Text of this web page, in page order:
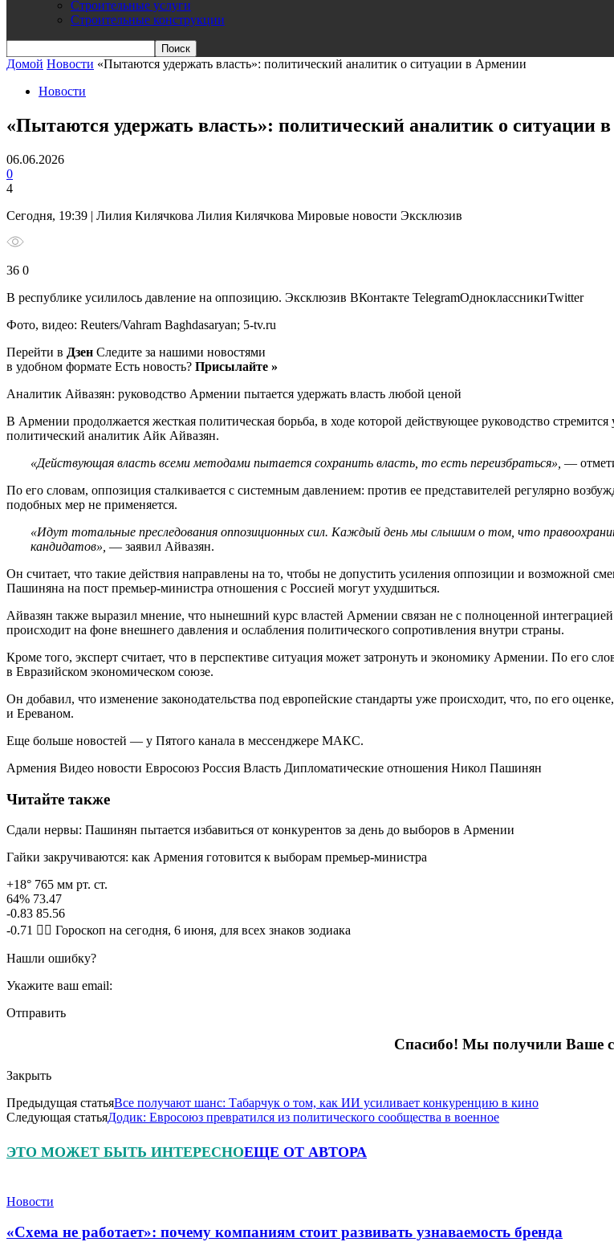
Строительные услуги
Строительные конструкции
Домой Новости «Пытаются удержать власть»: политический аналитик о ситуации в Армении
Новости
«Пытаются удержать власть»: политический аналитик о ситуации
06.06.2026
0
4
Сегодня, 19:39 | Лилия Килячкова Лилия Килячкова Мировые новости Эксклюзив
36 0
В республике усилилось давление на оппозицию. Эксклюзив ВКонтакте TelegramОдноклассникиTwitter
Фото, видео: Reuters/Vahram Baghdasaryan; 5-tv.ru
Перейти в Дзен Следите за нашими новостями
в удобном формате Есть новость? Присылайте »
Аналитик Айвазян: руководство Армении пытается удержать власть любой ценой
В Армении продолжается жесткая политическая борьба, в ходе которой действующее руководство
политический аналитик Айк Айвазян.
«Действующая власть всеми методами пытается сохранить власть, то есть переизбраться», —
По его словам, оппозиция сталкивается с системным давлением: против ее представителей регулярно
подобных мер не применяется.
«Идут тотальные преследования оппозиционных сил. Каждый день мы слышим о том, что
кандидатов», — заявил Айвазян.
Он считает, что такие действия направлены на то, чтобы не допустить усиления оппозиции и возможной
Пашиняна на пост премьер-министра отношения с Россией могут ухудшиться.
Айвазян также выразил мнение, что нынешний курс властей Армении связан не с полноценной
происходит на фоне внешнего давления и ослабления политического сопротивления внутри страны.
Кроме того, эксперт считает, что в перспективе ситуация может затронуть и экономику Армении. По его
в Евразийском экономическом союзе.
Он добавил, что изменение законодательства под европейские стандарты уже происходит, что, по его
и Ереваном.
Еще больше новостей — у Пятого канала в мессенджере МАКС.
Армения Видео новости Евросоюз Россия Власть Дипломатические отношения Никол Пашинян
Читайте также
Сдали нервы: Пашинян пытается избавиться от конкурентов за день до выборов в Армении
Гайки закручиваются: как Армения готовится к выборам премьер-министра
+18° 765 мм рт. ст.
64% 73.47
-0.83 85.56
-0.71 🧙‍♀ Гороскоп на сегодня, 6 июня, для всех знаков зодиака
Нашли ошибку?
Укажите ваш email:
Отправить
Спасибо! Мы получили Ваше
Закрыть
Предыдущая статьяВсе получают шанс: Табарчук о том, как ИИ усиливает конкуренцию в кино
Следующая статьяДодик: Евросоюз превратился из политического сообщества в военное
ЭТО МОЖЕТ БЫТЬ ИНТЕРЕСНОЕЩЕ ОТ АВТОРА
Новости
«Схема не работает»: почему компаниям стоит развивать узнаваемость бренда